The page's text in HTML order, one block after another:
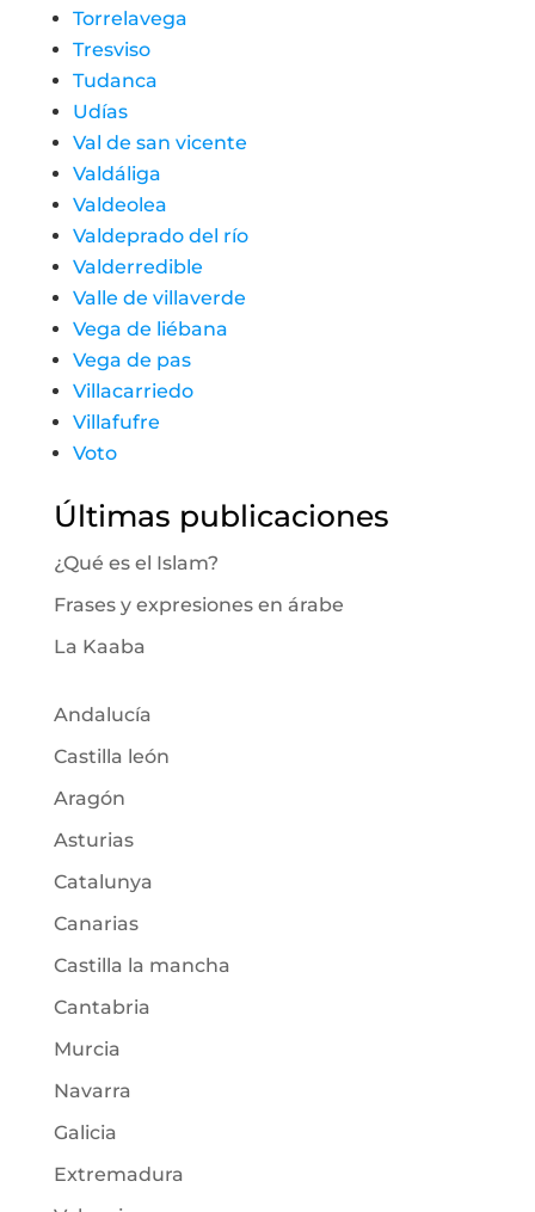
Torrelavega
Tresviso
Tudanca
Udías
Val de san vicente
Valdáliga
Valdeolea
Valdeprado del río
Valderredible
Valle de villaverde
Vega de liébana
Vega de pas
Villacarriedo
Villafufre
Voto
Últimas publicaciones
¿Qué es el Islam?
Frases y expresiones en árabe
La Kaaba
Andalucía
Castilla león
Aragón
Asturias
Catalunya
Canarias
Castilla la mancha
Cantabria
Murcia
Navarra
Galicia
Extremadura